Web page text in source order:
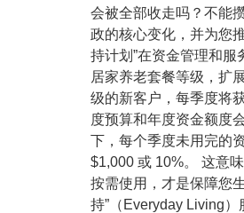
会被全部收走吗？不能
政的核心变化，并为您
持计划”在资金管理和
居家养老套餐等级，扩
级的新客户，每季度将
度预算和年度资金额度
下，每个季度未用完的
$1,000 或 10%。 这意
按需使用，才是保障您
持”（Everyday Living